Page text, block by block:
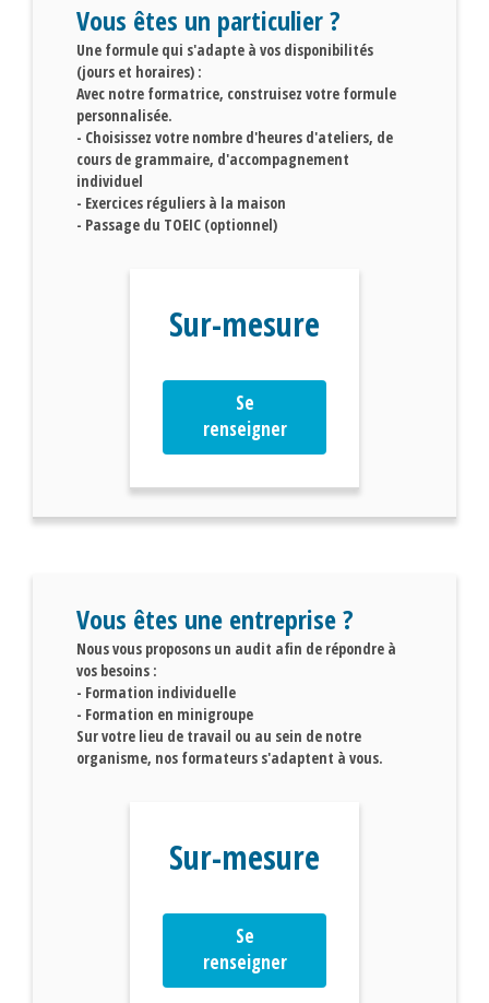
Vous êtes un particulier ?
Une formule qui s'adapte à vos disponibilités
(jours et horaires) :
Avec notre formatrice, construisez votre formule
personnalisée.
- Choisissez votre nombre d'heures d'ateliers, de
cours de grammaire, d'accompagnement
individuel
- Exercices réguliers à la maison
- Passage du TOEIC (optionnel)
Sur-mesure
Se
renseigner
Vous êtes une entreprise ?
Nous vous proposons un audit afin de répondre à
vos besoins :
- Formation individuelle
- Formation en minigroupe
Sur votre lieu de travail ou au sein de notre
organisme, nos formateurs s'adaptent à vous.
Sur-mesure
Se
renseigner